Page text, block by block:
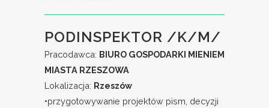
PODINSPEKTOR /K/M/
Pracodawca: BIURO GOSPODARKI MIENIEM
MIASTA RZESZOWA
Lokalizacja: Rzeszów
•przygotowywanie projektów pism, decyzji